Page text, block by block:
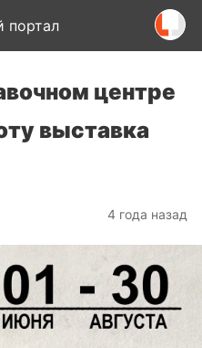
портал
центре
выставка
4 года назад